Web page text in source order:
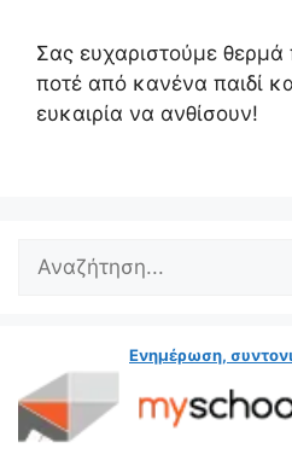
Σας ευχαριστούμε θερμά
ποτέ από κανένα παιδί
ευκαιρία να ανθίσουν!
Ενημέρωση,